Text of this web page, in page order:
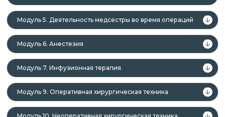
В Комплекс образовательных программ
«Операционное дело»
Курс профессиональной переподготовки.
Курс повышения квалификации.
Курс тематического усовершенствования.
Модуль 5. Деятельность медсестры во время операций
Модуль 6. Анестезия
Модуль 7. Инфузионная терапия
Модуль 9. Оперативная хирургическая техника